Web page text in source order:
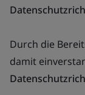
Durch die
damit